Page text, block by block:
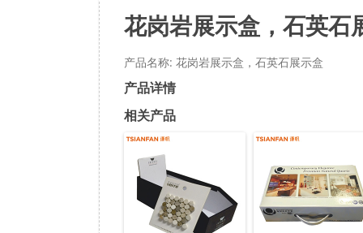
花岗岩展示盒，石英石
产品名称: 花岗岩展示盒，石英石展示盒
产品详情
相关产品